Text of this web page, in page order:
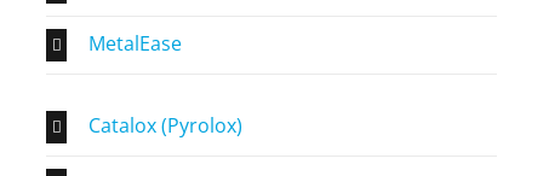
MetalEase
Catalox (Pyrolox)